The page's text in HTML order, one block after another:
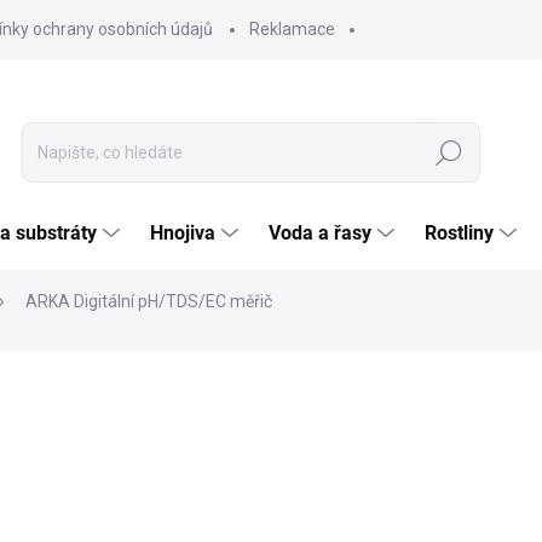
ochrany osobních údajů Reklamace
Hledat
substráty Hnojiva Voda a řasy Rostliny
ARKA Digitální pH/TDS/EC měřič